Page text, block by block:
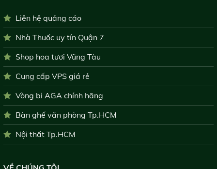
Liên hệ quảng cáo
Nhà Thuốc uy tín Quận 7
Shop hoa tươi Vũng Tàu
Cung cấp VPS giá rẻ
Vòng bi AGA chính hãng
Bàn ghế văn phòng Tp.HCM
Nội thất Tp.HCM